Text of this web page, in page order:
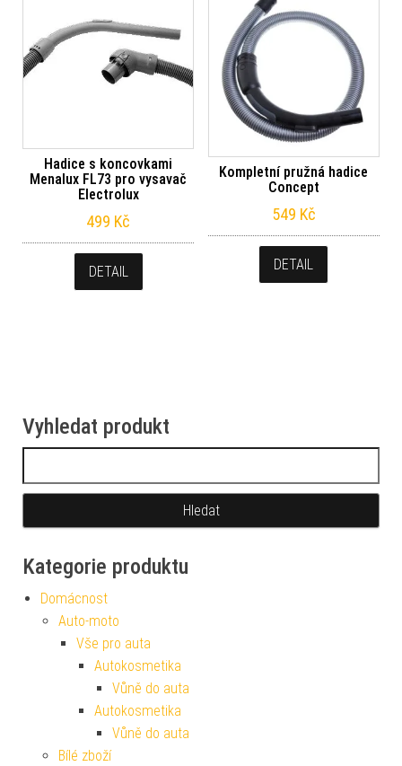
Hadice s koncovkami
Menalux FL73 pro vysavač
Electrolux
499 Kč
DETAIL
Kompletní pružná hadice
Concept
549 Kč
DETAIL
Vyhledat produkt
Kategorie produktu
Domácnost
Auto-moto
Vše pro auta
Autokosmetika
Vůně do auta
Autokosmetika
Vůně do auta
Bílé zboží